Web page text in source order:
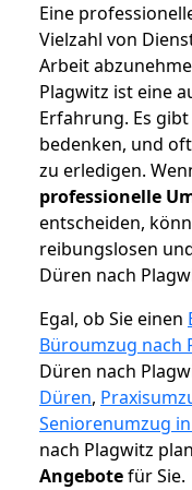
Eine
Vielzahl von
Arbeit
Plagwitz ist eine
Erfahrung. Es gibt
bedenken, und
zu erledigen.
professionelle
entscheiden,
reibungslosen
Düren nach
Egal, ob Sie einen
Büroumzug nach
Düren nach
Düren,
Seniorenumzug
nach Plagwitz
Angebotefür Sie.